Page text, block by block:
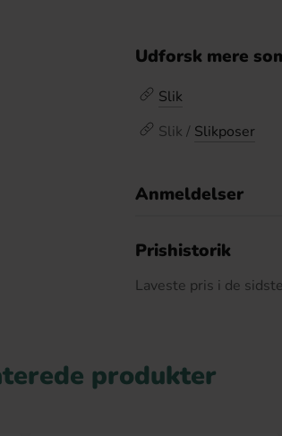
Udforsk mere
Slik
Slik / Slikposer
Anmeldelser
Prishistorik
Laveste pris i de
produkter